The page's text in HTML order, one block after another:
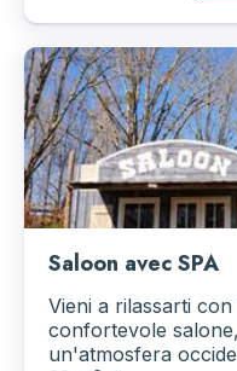
Saloon avec SPA
Vieni a rilassarti
confortevole
un'atmosfera